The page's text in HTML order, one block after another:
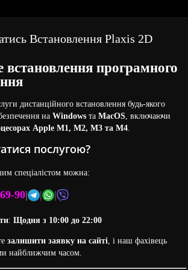
Встановлення Plaxis 2D
встановлення програмного
дистанційного встановлення будь-якого
на Windows та MacOS, включаючи
Apple M1, M2, M3 та M4.
послугою?
спеціалістом можна:
90| | |
: Щодня з 10:00 до 22:00
залишити заявку на сайті, і наш фахівець
найближчим часом.